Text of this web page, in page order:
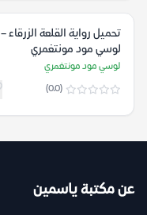
تحميل رواية القلعة الزرقاء –
لوسي مود مونتغمري
لوسي مود مونتغمري
(0.0)
عن مكتبة ياسمين